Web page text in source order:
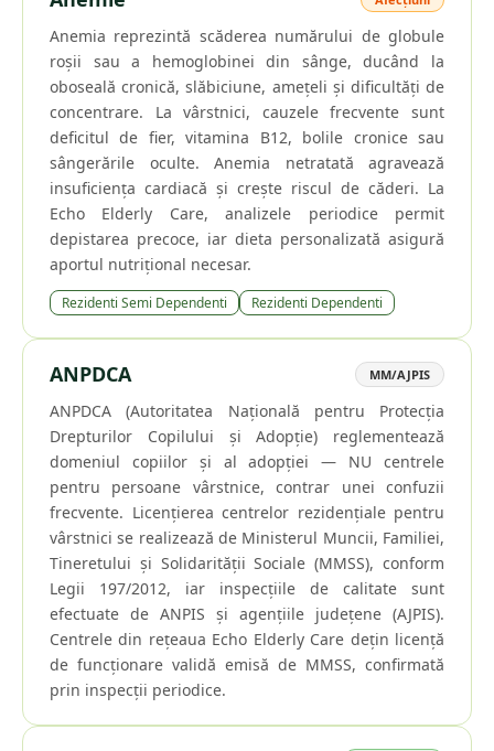
Anemia reprezintă scăderea numărului de globule
roșii sau a hemoglobinei din sânge, ducând la
oboseală cronică, slăbiciune, amețeli și dificultăți de
concentrare. La vârstnici, cauzele frecvente sunt
deficitul de fier, vitamina B12, bolile cronice sau
sângerările oculte. Anemia netratată agravează
insuficiența cardiacă și crește riscul de căderi. La
Echo Elderly Care, analizele periodice permit
depistarea precoce, iar dieta personalizată asigură
aportul nutrițional necesar.
Rezidenti Semi Dependenti Rezidenti Dependenti
ANPDCA MM/AJPIS
ANPDCA (Autoritatea Națională pentru Protecția
Drepturilor Copilului și Adopție) reglementează
domeniul copiilor și al adopției — NU centrele
pentru persoane vârstnice, contrar unei confuzii
frecvente. Licențierea centrelor rezidențiale pentru
vârstnici se realizează de Ministerul Muncii, Familiei,
Tineretului și Solidarității Sociale (MMSS), conform
Legii 197/2012, iar inspecțiile de calitate sunt
efectuate de ANPIS și agențiile județene (AJPIS).
Centrele din rețeaua Echo Elderly Care dețin licență
de funcționare validă emisă de MMSS, confirmată
prin inspecții periodice.